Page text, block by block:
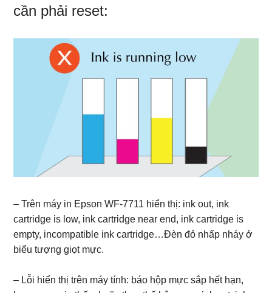
cần phải reset:
– Trên máy in Epson WF-7711 hiển thị: ink out, ink
cartridge is low, ink cartridge near end, ink cartridge is
empty, incompatible ink cartridge…Đèn đỏ nhấp nháy ở
biểu tượng giọt mực.
– Lỗi hiển thị trên máy tính: báo hộp mực sắp hết hạn,